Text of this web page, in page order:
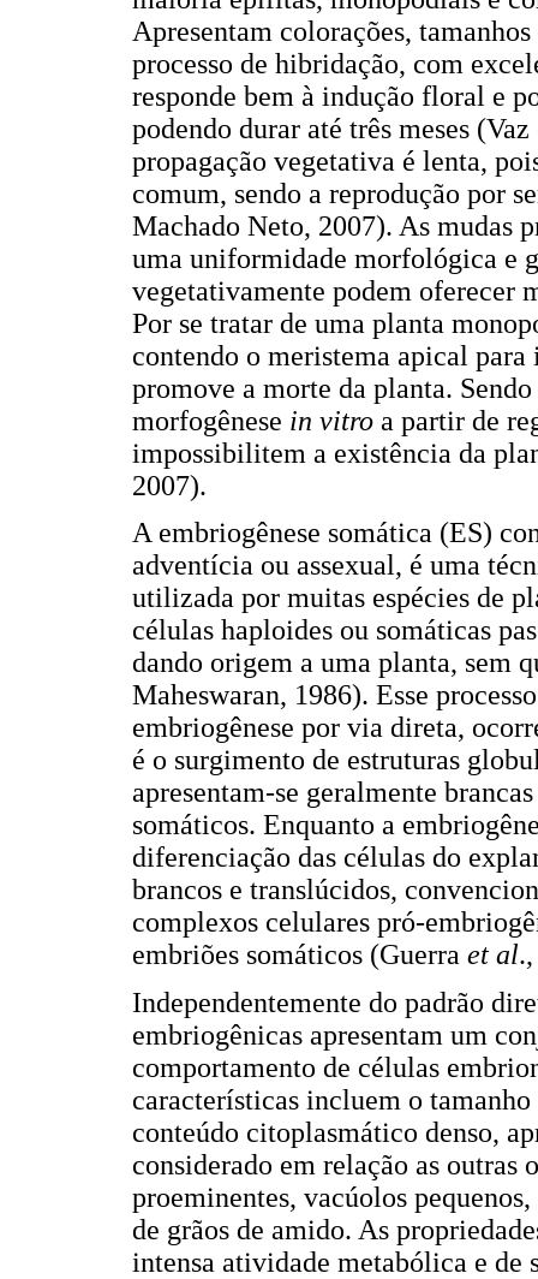
Apresentam colorações,
processo de hibridação, com
responde bem à indução floral e
podendo durar até três meses
propagação vegetativa é lenta,
comum, sendo a reprodução por
Machado Neto, 2007). As mudas
uma uniformidade morfológica e
vegetativamente podem
Por se tratar de uma planta
contendo o meristema apical
promove a morte da planta.
morfogênese in vitro a partir de
impossibilitem a existência da
2007).
A embriogênese somática (ES)
adventícia ou assexual, é uma
utilizada por muitas espécies de
células haploides ou somáticas
dando origem a uma planta, sem
Maheswaran, 1986). Esse
embriogênese por via direta,
é o surgimento de estruturas
apresentam-se geralmente
somáticos. Enquanto a
diferenciação das células do
brancos e translúcidos,
complexos celulares pró-
embriões somáticos (Guerra et al
Independentemente do padrão
embriogênicas apresentam um
comportamento de células
características incluem o
conteúdo citoplasmático denso,
considerado em relação as outras
proeminentes, vacúolos
de grãos de amido. As
intensa atividade metabólica e de